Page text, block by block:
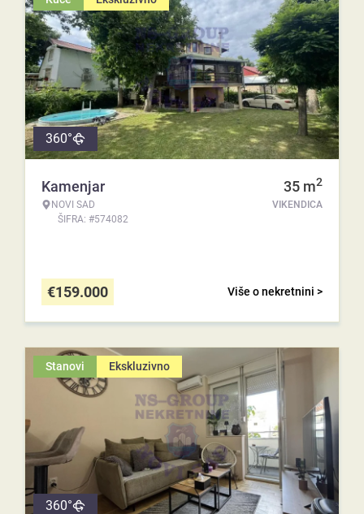
360°
Kamenjar
NOVI SAD
ŠIFRA: #574082
35 m2
VIKENDICA
Više o nekretnini >
€159.000
Stanovi Ekskluzivno
360°